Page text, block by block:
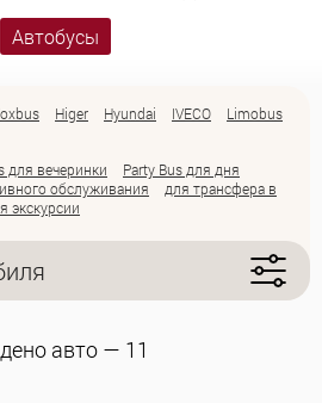
Автобусы
Higer Hyundai IVECO
Limobus
для вечеринки
Party Bus для дня
обслуживания
для трансфера в
экскурсии
авто — 11